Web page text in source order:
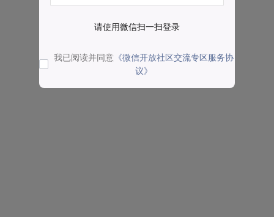
请使用微信扫一扫登录
我已阅读并同意 《微信开放社区交流专区服务协
议》